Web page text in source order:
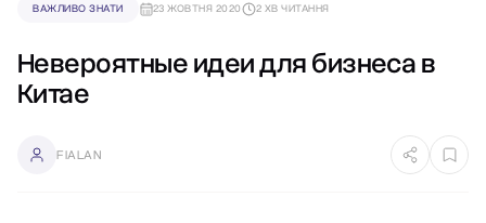
ВАЖЛИВО ЗНАТИ 23 ЖОВТНЯ 2020 2 ХВ ЧИТАННЯ
Невероятные идеи для бизнеса в
Китае
FIALAN